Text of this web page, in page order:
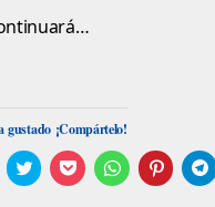
gustado ¡Compártelo!
Click
to
Haz
clic
Haz
clic
Haz
clic